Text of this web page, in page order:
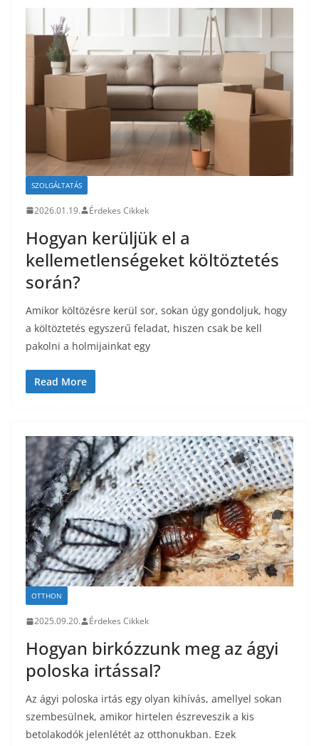
SZOLGÁLTATÁS
2026.01.19. Érdekes Cikkek
Hogyan kerüljük el a
kellemetlenségeket költöztetés
során?
Amikor költözésre kerül sor, sokan úgy gondoljuk, hogy
a költöztetés egyszerű feladat, hiszen csak be kell
pakolni a holmijainkat egy
Read More
OTTHON
2025.09.20. Érdekes Cikkek
Hogyan birkózzunk meg az ágyi
poloska irtással?
Az ágyi poloska irtás egy olyan kihívás, amellyel sokan
szembesülnek, amikor hirtelen észreveszik a kis
betolakodók jelenlétét az otthonukban. Ezek